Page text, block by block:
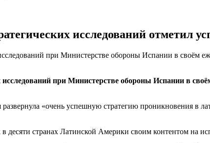
исследований отметил
при Министерстве обороны Испании в своём
исследований при Министерстве обороны Испании в
развернула «очень успешную стратегию проникновения
десяти странах Латинской Америки своим контентом на